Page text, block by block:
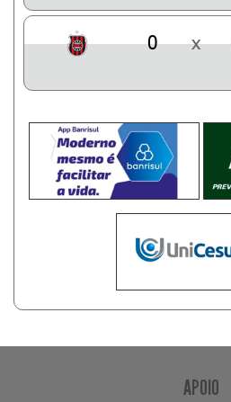
0 x
APOIO